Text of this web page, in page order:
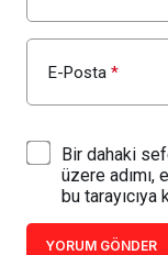
E-Posta *
Bir dahaki
üzere
bu tarayıcıya
YORUM GÖNDER